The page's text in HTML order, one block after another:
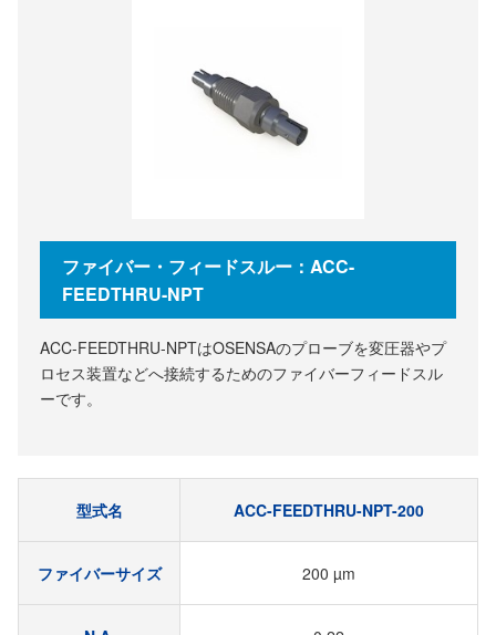
ファイバー・フィードスルー：ACC-
FEEDTHRU-NPT
ACC-FEEDTHRU-NPTはOSENSAのプローブを変圧器やプ
ロセス装置などへ接続するためのファイバーフィードスル
ーです。
型式名 ACC-FEEDTHRU-NPT-200
ファイバーサイズ 200 µm